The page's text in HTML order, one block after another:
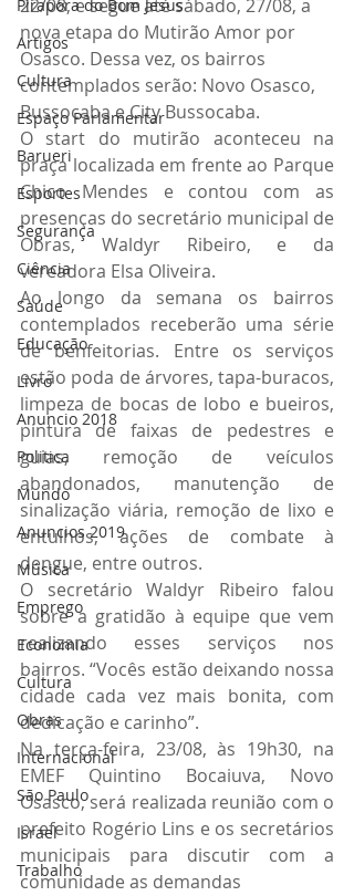
Pirapora do Bom Jesus
Artigos
Cultura
Espaço Parlamentar
Barueri
Esportes
Segurança
Ciência
Saúde
Educação
Livro
Anuncio 2018
Politica
Mundo
Anuncios 2019
Música
Emprego
Economia
Cultura
Obras
Internacional
São Paulo
Israel
Trabalho
22/08, e segue até sábado, 27/08, a
nova etapa do Mutirão Amor por
Osasco. Dessa vez, os bairros
contemplados serão: Novo Osasco,
Bussocaba e City Bussocaba.
O start do mutirão aconteceu na
praça localizada em frente ao Parque
Chico Mendes e contou com as
presenças do secretário municipal de
Obras, Waldyr Ribeiro, e da
vereadora Elsa Oliveira.
Ao longo da semana os bairros
contemplados receberão uma série
de benfeitorias. Entre os serviços
estão poda de árvores, tapa-buracos,
limpeza de bocas de lobo e bueiros,
pintura de faixas de pedestres e
guias, remoção de veículos
abandonados, manutenção de
sinalização viária, remoção de lixo e
entulhos, ações de combate à
dengue, entre outros.
O secretário Waldyr Ribeiro falou
sobre a gratidão à equipe que vem
realizando esses serviços nos
bairros. “Vocês estão deixando nossa
cidade cada vez mais bonita, com
dedicação e carinho”.
Na terça-feira, 23/08, às 19h30, na
EMEF Quintino Bocaiuva, Novo
Osasco, será realizada reunião com o
prefeito Rogério Lins e os secretários
municipais para discutir com a
comunidade as demandas